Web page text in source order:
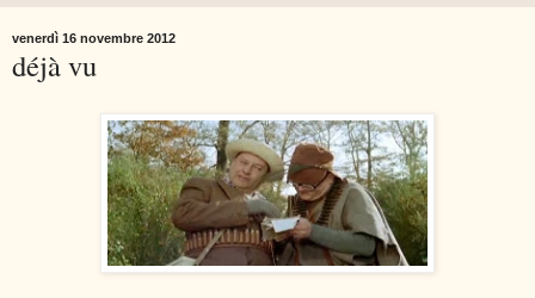
venerdì 16 novembre 2012
déjà vu